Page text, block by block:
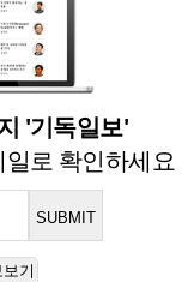
'기독일보'
로 확인하세요
17 04:12
사라졌네"